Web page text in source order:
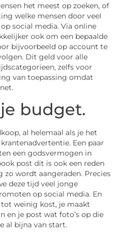
het meest op zoeken, of
welke mensen door veel
social media. Via online
ook om een bepaalde
bijvoorbeeld op account te
Dit geld voor alle
zelfs voor
van toepassing omdat
budget.
al helemaal als je het
Een paar
een godsvermogen in
post dit is ook een reden
wordt aangeraden. Precies
deze tijd veel jonge
op social media. En
weinig kost, je maakt
en je post wat foto’s op die
al bijna van start.